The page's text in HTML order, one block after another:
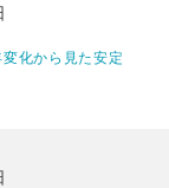
化から見た安定